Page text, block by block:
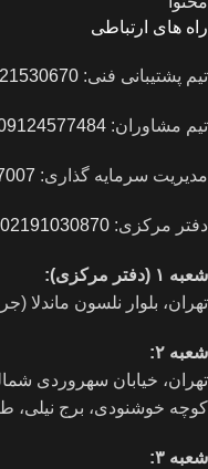
راه های ارتباطی
تیم پشتیبانی فنی:
تیم مشاوران:
مدیریت سرمایه گذاری:
دفتر مرکزی: 02191030870
شعبه ۱ (دفتر مرکزی):
تهران، بلوار نلسون ماندلا
شعبه ۲:
تهران، خيابان سهروردی
کوچه خوشنودی، برج نیلی،
شعبه ۳: